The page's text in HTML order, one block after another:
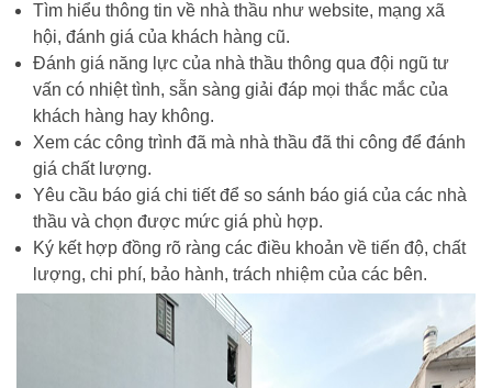
Tìm hiểu thông tin về nhà thầu như website, mạng xã
hội, đánh giá của khách hàng cũ.
Đánh giá năng lực của nhà thầu thông qua đội ngũ tư
vấn có nhiệt tình, sẵn sàng giải đáp mọi thắc mắc của
khách hàng hay không.
Xem các công trình đã mà nhà thầu đã thi công để đánh
giá chất lượng.
Yêu cầu báo giá chi tiết để so sánh báo giá của các nhà
thầu và chọn được mức giá phù hợp.
Ký kết hợp đồng rõ ràng các điều khoản về tiến độ, chất
lượng, chi phí, bảo hành, trách nhiệm của các bên.